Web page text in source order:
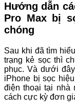
Hướng dẫn
Pro Max bị
chóng
Sau khi đã tìm
trạng kẻ sọc thì
phục. Và dưới
iPhone bị sọc
điện thoại tại nhà
cách cực kỳ đơn